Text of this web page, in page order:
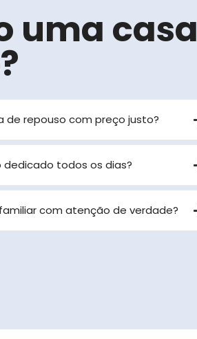
uma casa
de repouso com preço justo?
todos os dias?
com atenção de verdade?